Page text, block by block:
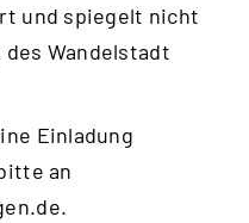
und spiegelt nicht
Wandelstadt
Einladung
an
.